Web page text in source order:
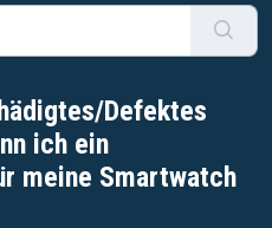
Defektes
ich ein
meine Smartwatch